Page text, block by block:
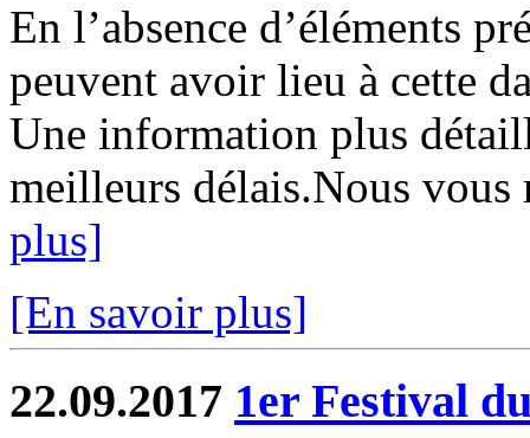
En l’absence d’éléments
peuvent avoir lieu à cette
Une information plus
meilleurs délais.Nous vous
plus]
[En savoir plus]
22.09.2017 1er Festival